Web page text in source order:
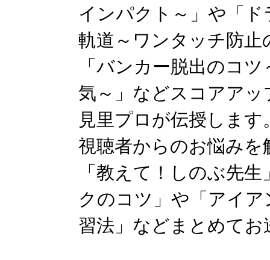
インパクト～」や「
軌道～ワンタッチ防
「バンカー脱出のコ
気～」などスコアア
見里プロが伝授します
視聴者からのお悩み
「教えて！しのぶ先
クのコツ」や「アイ
習法」などまとめてお